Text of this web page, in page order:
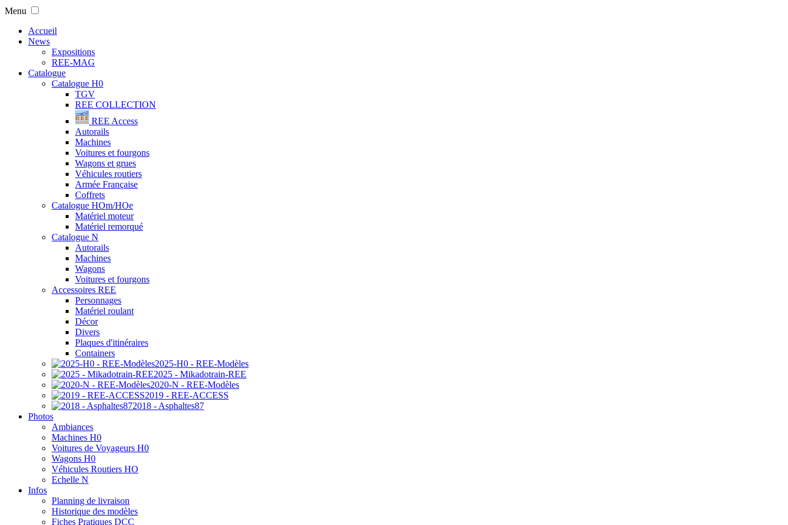
Menu
Accueil
News
Expositions
REE-MAG
Catalogue
Catalogue H0
TGV
REE COLLECTION
REE Access
Autorails
Machines
Voitures et fourgons
Wagons et grues
Véhicules routiers
Armée Française
Coffrets
Catalogue HOm/HOe
Matériel moteur
Matériel remorqué
Catalogue N
Autorails
Machines
Wagons
Voitures et fourgons
Accessoires REE
Personnages
Matériel roulant
Décor
Divers
Plaques d'itinéraires
Containers
2025-H0 - REE-Modèles
2025 - Mikadotrain-REE
2020-N - REE-Modèles
2019 - REE-ACCESS
2018 - Asphaltes87
Photos
Ambiances
Machines H0
Voitures de Voyageurs H0
Wagons H0
Véhicules Routiers HO
Echelle N
Infos
Planning de livraison
Historique des modèles
Fiches Pratiques DCC